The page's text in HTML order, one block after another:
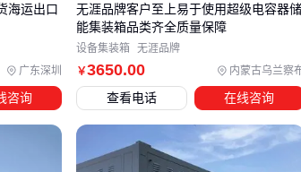
电池组。
如何从每度电2毛压到1毛
著降低长期成本，重点关注三个环节：
季度检查一次
接头氧化情况，劣化
广东深圳
海运出口
咨询
￥3650.00 内蒙古乌兰察
无涯品牌客户至上易于使用超级电容器
能集装箱品类齐全质量保障
设备集装箱 无涯品牌
查看电话 在线咨询